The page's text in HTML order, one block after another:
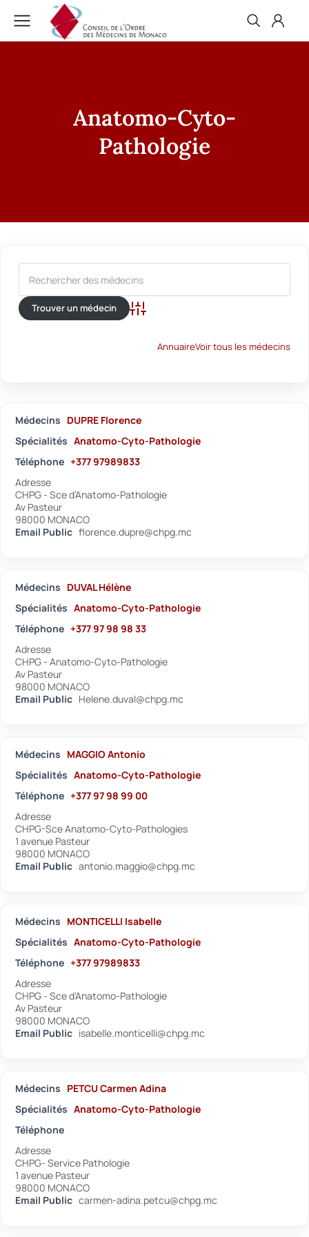
Anatomo-Cyto-
Pathologie
Recherche avancée
AnnuaireVoir tous les médecins
Médecins DUPRE Florence
Spécialités Anatomo-Cyto-Pathologie
Téléphone +377 97989833
Adresse
CHPG - Sce d’Anatomo-Pathologie
Av Pasteur
98000 MONACO
Email Public florence.dupre@chpg.mc
Médecins DUVAL Hélène
Spécialités Anatomo-Cyto-Pathologie
Téléphone +377 97 98 98 33
Adresse
CHPG - Anatomo-Cyto-Pathologie
Av Pasteur
98000 MONACO
Email Public Helene.duval@chpg.mc
Médecins MAGGIO Antonio
Spécialités Anatomo-Cyto-Pathologie
Téléphone +377 97 98 99 00
Adresse
CHPG-Sce Anatomo-Cyto-Pathologies
1 avenue Pasteur
98000 MONACO
Email Public antonio.maggio@chpg.mc
Médecins MONTICELLI Isabelle
Spécialités Anatomo-Cyto-Pathologie
Téléphone +377 97989833
Adresse
CHPG - Sce d’Anatomo-Pathologie
Av Pasteur
98000 MONACO
Email Public isabelle.monticelli@chpg.mc
Médecins PETCU Carmen Adina
Spécialités Anatomo-Cyto-Pathologie
Téléphone
Adresse
CHPG- Service Pathologie
1 avenue Pasteur
98000 MONACO
Email Public carmen-adina.petcu@chpg.mc